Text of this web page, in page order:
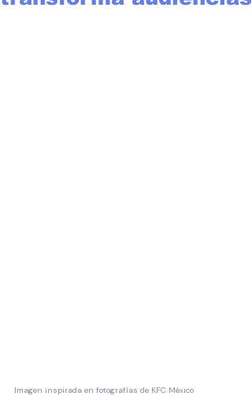
Imagen inspirada en fotografías de KFC México